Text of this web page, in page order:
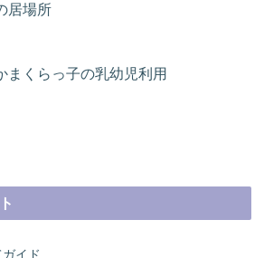
居場所
まくらっ子の乳幼児利用
イド